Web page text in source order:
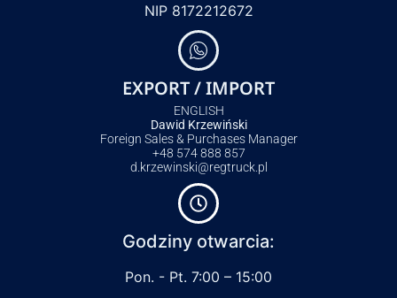
NIP 8172212672
EXPORT / IMPORT
ENGLISH
Dawid Krzewiński
Foreign Sales & Purchases Manager
+48 574 888 857
d.krzewinski@regtruck.pl
Godziny otwarcia:
Pon. - Pt. 7:00 – 15:00